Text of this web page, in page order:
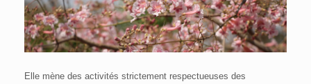
Elle mène des activités strictement respectueuses des